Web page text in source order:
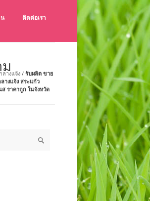
คาเครื่องออกกำลังกายกลางแจ้ง
ก ติดต่อเรา
ลางแจ้ง / รับผลิต ขาย
างแจ้ง สระแก้ว
ราคาถูก ในจังหวัด